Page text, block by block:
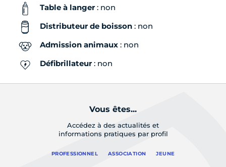
Table à langer: non
Distributeur de boisson : non
Admission animaux : non
Défibrillateur: non
Vous êtes...
Accédez à des actualités et
informations pratiques par profil
PROFESSIONNEL ASSOCIATION JEUNE